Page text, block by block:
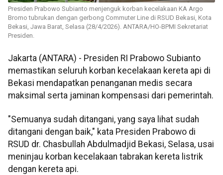
Presiden Prabowo Subianto menjenguk korban kecelakaan KA Argo
Bromo tubrukan dengan gerbong Commuter Line di RSUD Bekasi, Kota
Bekasi, Jawa Barat, Selasa (28/4/2026). ANTARA/HO-BPMI Sekretariat
Presiden.
Jakarta (ANTARA) - Presiden RI Prabowo Subianto
memastikan seluruh korban kecelakaan kereta api di
Bekasi mendapatkan penanganan medis secara
maksimal serta jaminan kompensasi dari pemerintah.
"Semuanya sudah ditangani, yang saya lihat sudah
ditangani dengan baik," kata Presiden Prabowo di
RSUD dr. Chasbullah Abdulmadjid Bekasi, Selasa, usai
meninjau korban kecelakaan tabrakan kereta listrik
dengan kereta api.